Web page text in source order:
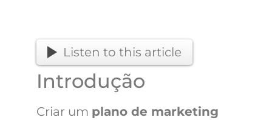
Listen to this article
Introdução
Criar um plano de marketing